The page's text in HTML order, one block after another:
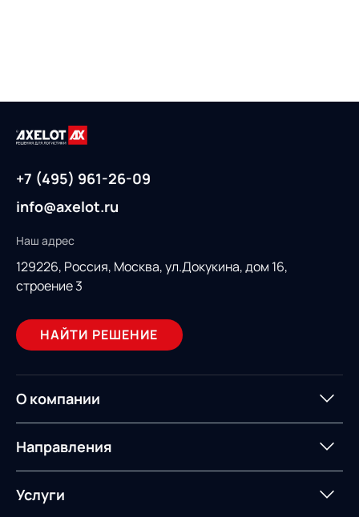
+7 (495) 961-26-09
info@axelot.ru
Наш адрес
129226, Россия, Москва, ул.Докукина, дом 16,
строение 3
НАЙТИ РЕШЕНИЕ
О компании
О компании
ИТ-аккредитация
Импортозамещение
Направления
Управление цепями
поставок
Услуги